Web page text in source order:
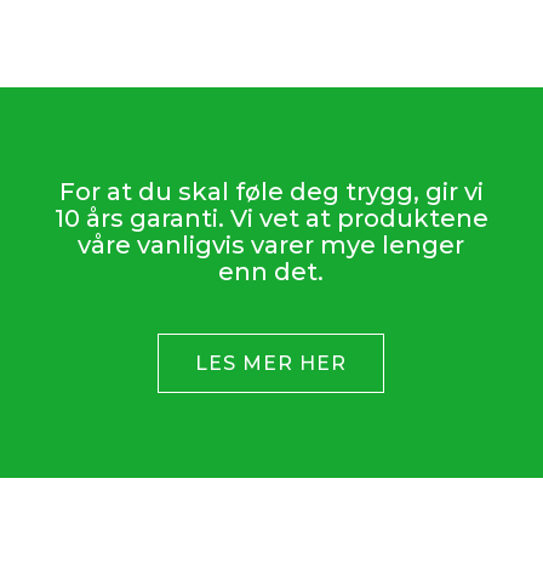
For at du skal føle deg trygg, gir vi
10 års garanti. Vi vet at produktene
våre vanligvis varer mye lenger
enn det.
LES MER HER